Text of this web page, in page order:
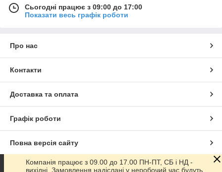
Сьогодні працює з 09:00 до 17:00
Показати весь графік роботи
Про нас
Контакти
Доставка та оплата
Графік роботи
Повна версія сайту
Сайт створено на маркетплейсіProm.ua
Компанія працює з 09.00 до 17.00 ПН-ПТ, СБ і НД -
вихідні. Замовлення надіслані у неробочий час будуть